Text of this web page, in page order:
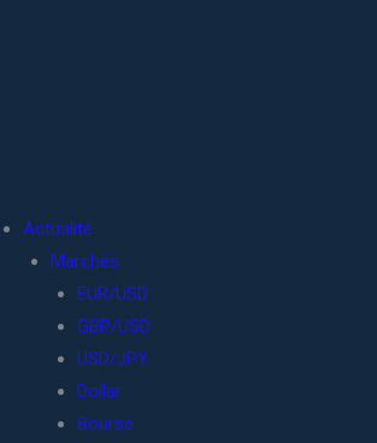
Actualité
Marchés
EUR/USD
GBP/USD
USD/JPY
Dollar
Bourse